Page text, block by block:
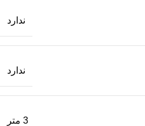
ندارد
ندارد
3 متر